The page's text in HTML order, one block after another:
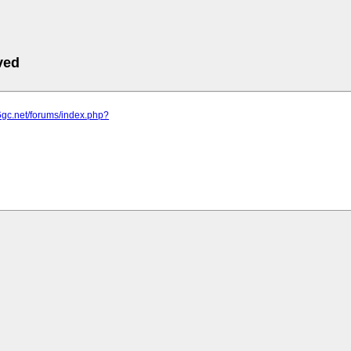
forums/index.php?